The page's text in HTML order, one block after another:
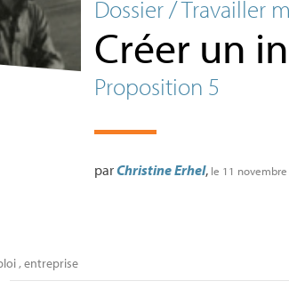
Dossier / Travailler
Créer un
Proposition 5
parChristine Erhel, le 11
,entreprise